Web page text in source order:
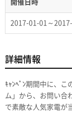
開催日時
2017-01-01～
詳細情報
ｷｬﾝﾍﾟﾝ期間中に、こ
ム」から、お問い合
で素敵な人気家電が